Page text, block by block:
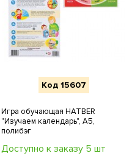
Код 15607
Игра обучающая HATBER
"Изучаем календарь", А5,
полибэг
Доступно к заказу 5 шт